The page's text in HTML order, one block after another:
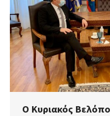
Ο Κυριακός